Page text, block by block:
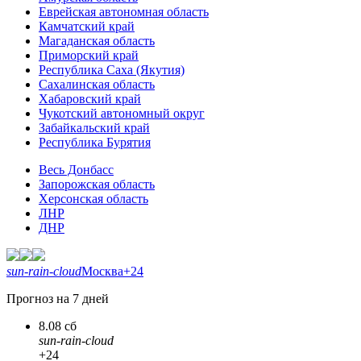
Еврейская автономная область
Камчатский край
Магаданская область
Приморский край
Республика Саха (Якутия)
Сахалинская область
Хабаровский край
Чукотский автономный округ
Забайкальский край
Республика Бурятия
Весь Донбасс
Запорожская область
Херсонская область
ЛНР
ДНР
sun-rain-cloudМосква+24
Прогноз на 7 дней
8.08 сб
sun-rain-cloud
+24